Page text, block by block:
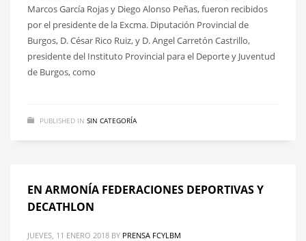
Marcos García Rojas y Diego Alonso Peñas, fueron recibidos
por el presidente de la Excma. Diputación Provincial de
Burgos, D. César Rico Ruiz, y D. Angel Carretón Castrillo,
presidente del Instituto Provincial para el Deporte y Juventud
de Burgos, como
PUBLISHED IN SIN CATEGORÍA
EN ARMONÍA FEDERACIONES DEPORTIVAS Y
DECATHLON
JUEVES, 11 ENERO 2018 BY PRENSA FCYLBM